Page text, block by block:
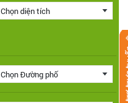
Chọn diện tích
Chọn Đường phố